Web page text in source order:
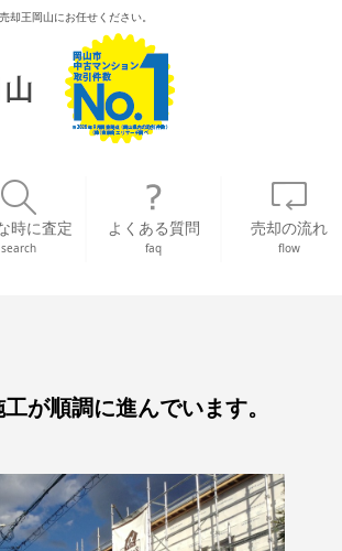
王岡山にお任せください。
時に査定
search
よくある質問
faq
売却の流れ
flow
が順調に進んでいます。